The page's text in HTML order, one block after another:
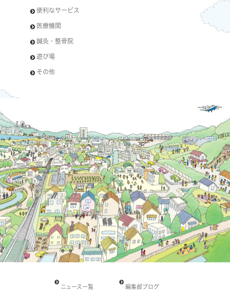
便利なサービス
医療機関
鍼灸・整骨院
遊び場
その他
ニュース一覧 編集部ブログ